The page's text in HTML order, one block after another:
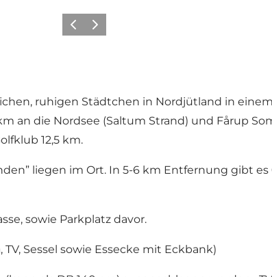
ZurückWeiter
ruhigen Städtchen in Nordjütland in
an die Nordsee (Saltum Strand) und Fårup
12,5 km.
liegen im Ort. In 5-6 km Entfernung gibt es
sowie Parkplatz davor.
Sessel sowie Essecke mit Eckbank)